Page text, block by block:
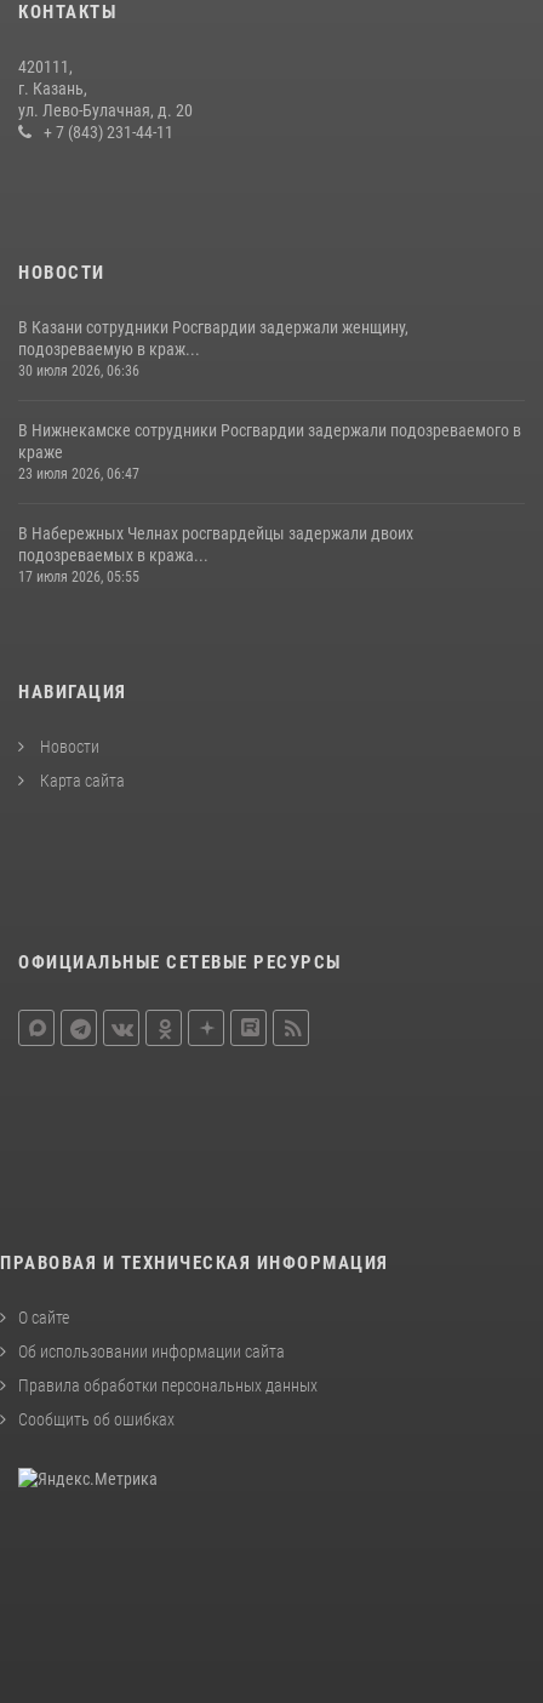
15 июля отмечается День образования подразделений связи
Росгвардии
15 июля 2026, 08:41
КОНТАКТЫ
420111,
г. Казань,
ул. Лево-Булачная, д. 20
+ 7 (843) 231-44-11
НОВОСТИ
В Казани сотрудники Росгвардии задержали женщину,
подозреваемую в краж...
30 июля 2026, 06:36
В Нижнекамске сотрудники Росгвардии задержали подозреваемого в
краже
23 июля 2026, 06:47
В Набережных Челнах росгвардейцы задержали двоих
подозреваемых в кража...
17 июля 2026, 05:55
НАВИГАЦИЯ
Новости
Карта сайта
ОФИЦИАЛЬНЫЕ СЕТЕВЫЕ РЕСУРСЫ
ПРАВОВАЯ И ТЕХНИЧЕСКАЯ ИНФОРМАЦИЯ
О сайте
Об использовании информации сайта
Правила обработки персональных данных
Сообщить об ошибках